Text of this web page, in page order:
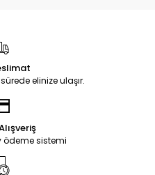
elinize ulaşır.
ödeme sistemi